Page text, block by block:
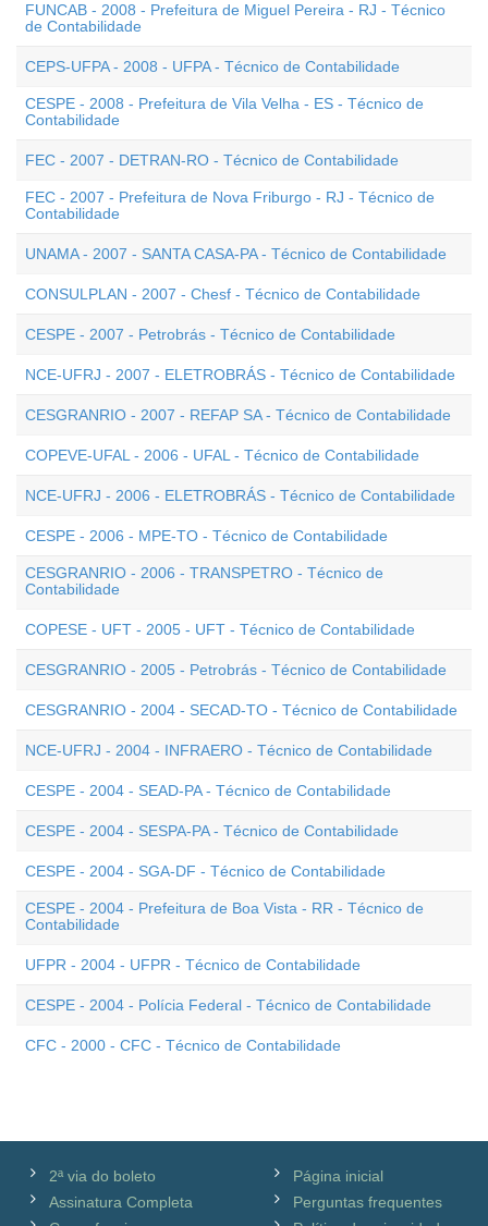
FUNCAB - 2008 - Prefeitura de Miguel Pereira - RJ - Técnico
de Contabilidade
CEPS-UFPA - 2008 - UFPA - Técnico de Contabilidade
CESPE - 2008 - Prefeitura de Vila Velha - ES - Técnico de
Contabilidade
FEC - 2007 - DETRAN-RO - Técnico de Contabilidade
FEC - 2007 - Prefeitura de Nova Friburgo - RJ - Técnico de
Contabilidade
UNAMA - 2007 - SANTA CASA-PA - Técnico de Contabilidade
CONSULPLAN - 2007 - Chesf - Técnico de Contabilidade
CESPE - 2007 - Petrobrás - Técnico de Contabilidade
NCE-UFRJ - 2007 - ELETROBRÁS - Técnico de Contabilidade
CESGRANRIO - 2007 - REFAP SA - Técnico de Contabilidade
COPEVE-UFAL - 2006 - UFAL - Técnico de Contabilidade
NCE-UFRJ - 2006 - ELETROBRÁS - Técnico de Contabilidade
CESPE - 2006 - MPE-TO - Técnico de Contabilidade
CESGRANRIO - 2006 - TRANSPETRO - Técnico de
Contabilidade
COPESE - UFT - 2005 - UFT - Técnico de Contabilidade
CESGRANRIO - 2005 - Petrobrás - Técnico de Contabilidade
CESGRANRIO - 2004 - SECAD-TO - Técnico de Contabilidade
NCE-UFRJ - 2004 - INFRAERO - Técnico de Contabilidade
CESPE - 2004 - SEAD-PA - Técnico de Contabilidade
CESPE - 2004 - SESPA-PA - Técnico de Contabilidade
CESPE - 2004 - SGA-DF - Técnico de Contabilidade
CESPE - 2004 - Prefeitura de Boa Vista - RR - Técnico de
Contabilidade
UFPR - 2004 - UFPR - Técnico de Contabilidade
CESPE - 2004 - Polícia Federal - Técnico de Contabilidade
CFC - 2000 - CFC - Técnico de Contabilidade
2ª via do boleto
Assinatura Completa
Página inicial
Perguntas frequentes